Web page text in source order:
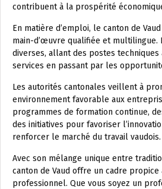
contribuent à la prospérité
En matière d’emploi, le canton de
main-d’œuvre qualifiée et multilingue.
diverses, allant des postes techniques
services en passant par les
Les autorités cantonales veillent à
environnement favorable aux
programmes de formation continue,
des initiatives pour favoriser
renforcer le marché du travail vaudois.
Avec son mélange unique entre
canton de Vaud offre un cadre
professionnel. Que vous soyez un